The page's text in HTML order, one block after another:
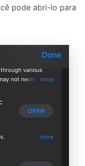
pode abri-lo para